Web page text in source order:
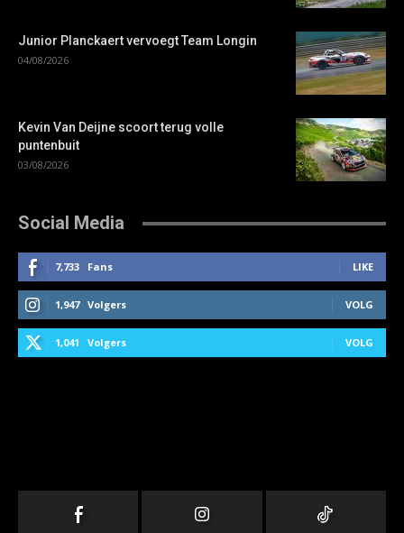
Junior Planckaert vervoegt Team Longin
04/08/2026
Kevin Van Deijne scoort terug volle
puntenbuit
03/08/2026
Social Media
7,733 Fans LIKE
1,947 Volgers VOLG
1,041 Volgers VOLG